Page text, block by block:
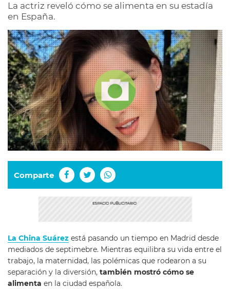
La actriz reveló cómo se alimenta en su estadía
en España.
Comparte
La China Suárez está pasando un tiempo en Madrid desde
mediados de septimebre. Mientras equilibra su vida entre el
trabajo, la maternidad, las polémicas que rodearon a su
separación y la diversión, también mostró cómo se
alimenta en la ciudad española.